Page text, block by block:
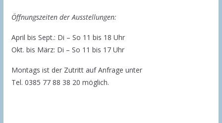
Öffnungszeiten der Ausstellungen:
April bis Sept.: Di – So 11 bis 18 Uhr
Okt. bis März: Di – So 11 bis 17 Uhr
Montags ist der Zutritt auf Anfrage unter
Tel. 0385 77 88 38 20 möglich.